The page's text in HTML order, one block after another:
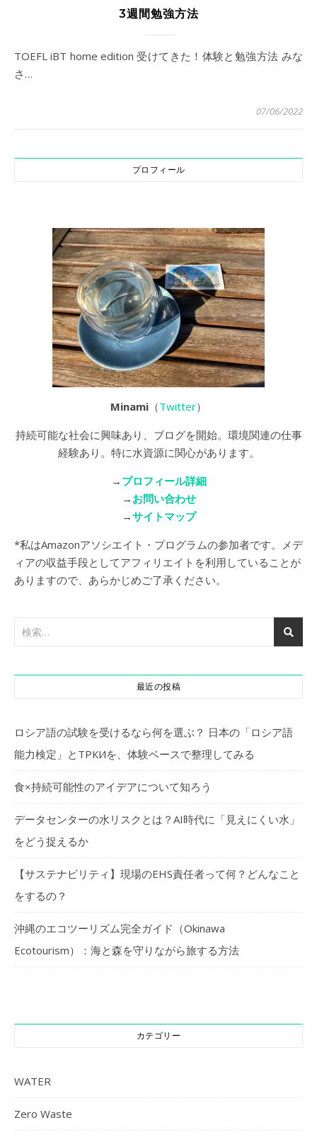
3週間勉強方法
TOEFL iBT home edition 受けてきた！体験と勉強方法 みな
さ…
07/06/2022
プロフィール
Minami （Twitter）
持続可能な社会に興味あり、ブログを開始。環境関連の仕事
経験あり。特に水資源に関心があります。
→ プロフィール詳細
→ お問い合わせ
→サイトマップ
*私はAmazonアソシエイト・プログラムの参加者です。メデ
ィアの収益手段としてアフィリエイトを利用していることが
ありますので、あらかじめご了承ください。
最近の投稿
ロシア語の試験を受けるなら何を選ぶ？ 日本の「ロシア語
能力検定」とТРКИを、体験ベースで整理してみる
食×持続可能性のアイデアについて知ろう
データセンターの水リスクとは？AI時代に「見えにくい水」
をどう捉えるか
【サステナビリティ】現場のEHS責任者って何？どんなこと
をするの？
沖縄のエコツーリズム完全ガイド（Okinawa
Ecotourism）：海と森を守りながら旅する方法
カテゴリー
WATER
Zero Waste